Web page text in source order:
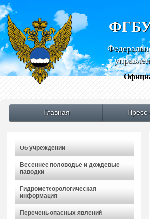
ФГБУ
Главная
Об учреждении
Весеннее половодье и дождевые
паводки
Гидрометеорологическая
информация
Перечень опасных явлений